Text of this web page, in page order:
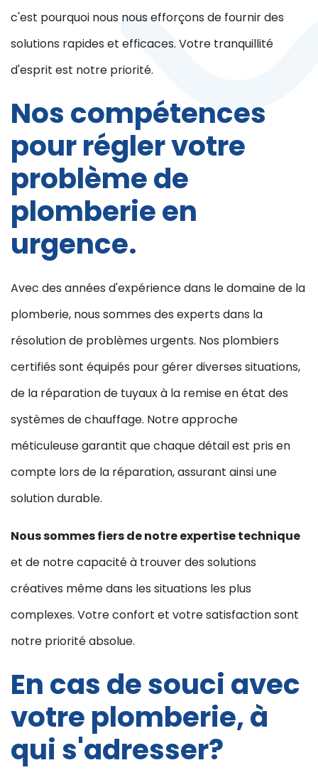
c'est pourquoi nous nous efforçons de fournir des
solutions rapides et efficaces. Votre tranquillité
d'esprit est notre priorité.
Nos compétences
pour régler votre
problème de
plomberie en
urgence.
Avec des années d'expérience dans le domaine de la
plomberie, nous sommes des experts dans la
résolution de problèmes urgents. Nos plombiers
certifiés sont équipés pour gérer diverses situations,
de la réparation de tuyaux à la remise en état des
systèmes de chauffage. Notre approche
méticuleuse garantit que chaque détail est pris en
compte lors de la réparation, assurant ainsi une
solution durable.
Nous sommes fiers de notre expertise technique
et de notre capacité à trouver des solutions
créatives même dans les situations les plus
complexes. Votre confort et votre satisfaction sont
notre priorité absolue.
En cas de souci avec
votre plomberie, à
qui s'adresser?